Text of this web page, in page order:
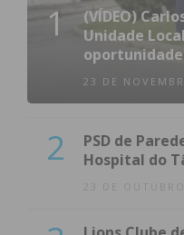
1
(VÍDEO)
Unidade
oportunidade
23 DE
2
PSD de
Hospital do
23 DE